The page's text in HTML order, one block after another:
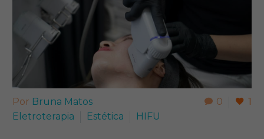
0 1
Por Bruna Matos
Eletroterapia
Estética HIFU